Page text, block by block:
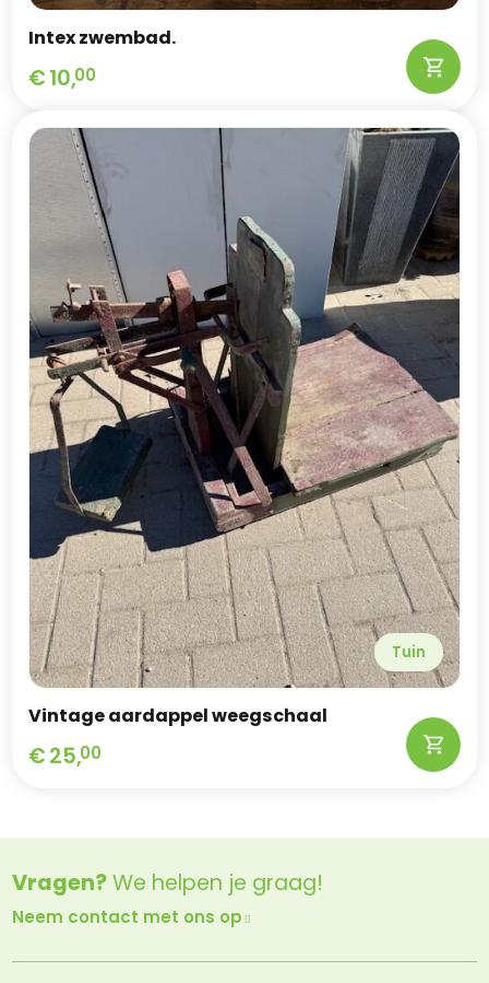
Intex zwembad.
€10,00
Tuin
Vintage aardappel weegschaal
€25,00
Vragen?We helpen je graag!
Neem contact met ons op